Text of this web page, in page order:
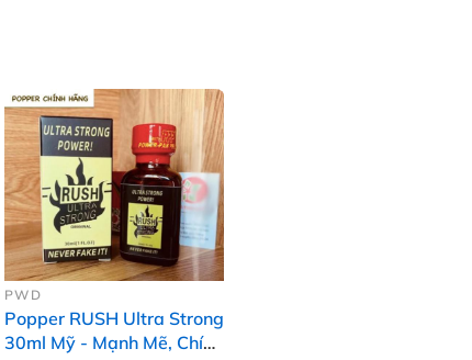
PWD
Popper RUSH Ultra Strong
30ml Mỹ - Mạnh Mẽ, Chính